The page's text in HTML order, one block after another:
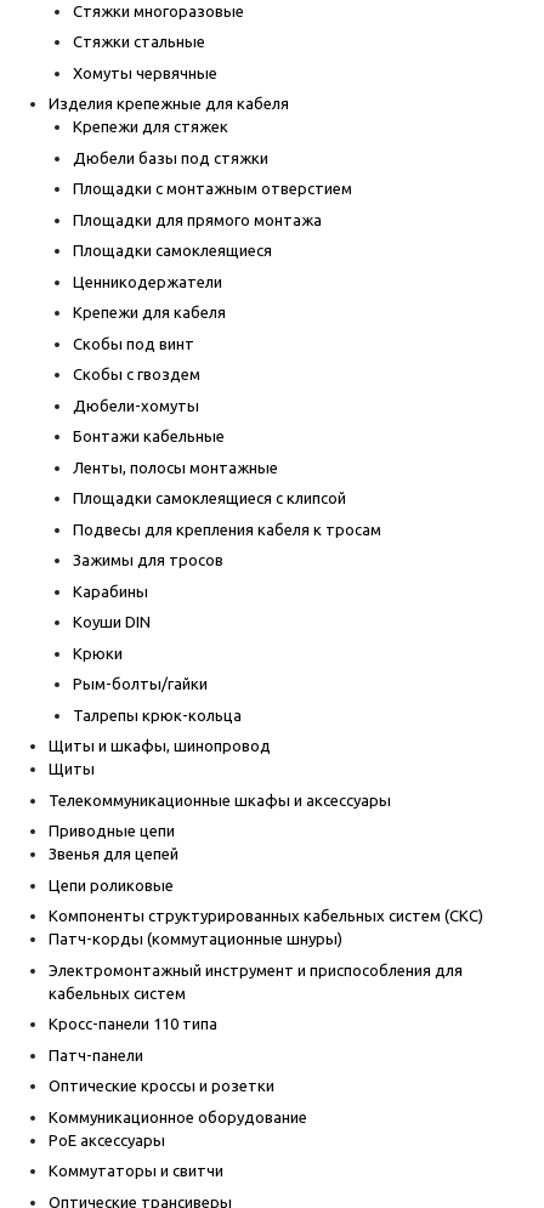
Стяжки многоразовые
Стяжки стальные
Хомуты червячные
Изделия крепежные для кабеля
Крепежи для стяжек
Дюбели базы под стяжки
Площадки с монтажным отверстием
Площадки для прямого монтажа
Площадки самоклеящиеся
Ценникодержатели
Крепежи для кабеля
Скобы под винт
Скобы с гвоздем
Дюбели-хомуты
Бонтажи кабельные
Ленты, полосы монтажные
Площадки самоклеящиеся с клипсой
Подвесы для крепления кабеля к тросам
Зажимы для тросов
Карабины
Коуши DIN
Крюки
Рым-болты/гайки
Талрепы крюк-кольца
Щиты и шкафы, шинопровод
Щиты
Телекоммуникационные шкафы и аксессуары
Приводные цепи
Звенья для цепей
Цепи роликовые
Компоненты структурированных кабельных систем (СКС)
Патч-корды (коммутационные шнуры)
Электромонтажный инструмент и приспособления для
кабельных систем
Кросс-панели 110 типа
Патч-панели
Оптические кроссы и розетки
Коммуникационное оборудование
PoE аксессуары
Коммутаторы и свитчи
Оптические трансиверы